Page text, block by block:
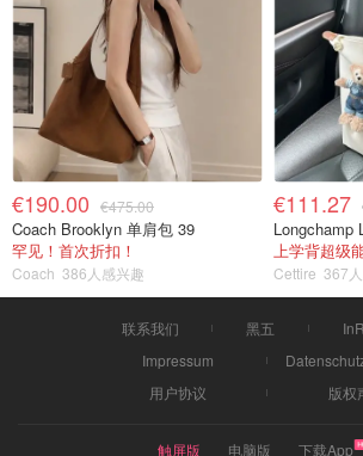
€190.00 €475.00
Coach Brooklyn 单肩包 39
罕见！首次折扣！
Coach 386人感兴趣
€111.27
上学背超级
Cettire 367
联系我们 黑五
Impressum
用户协议
版权
触屏版 电脑版 下载App